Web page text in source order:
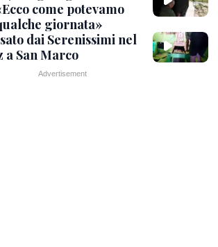
come potevamo
giornata»
dai Serenissimi nel
a San Marco